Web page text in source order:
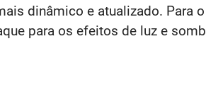
dinâmico e atualizado. Para
para os efeitos de luz e